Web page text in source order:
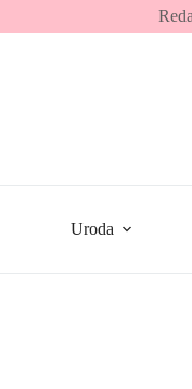
Uroda